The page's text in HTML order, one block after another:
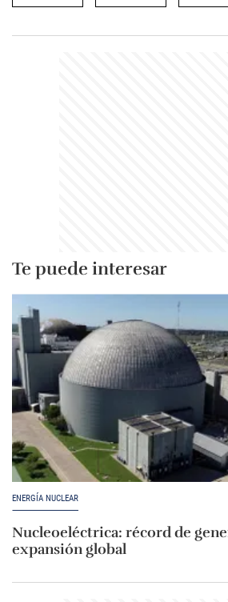
Te puede interesar
ENERGÍA NUCLEAR
Nucleoeléctrica: récord de
expansión global